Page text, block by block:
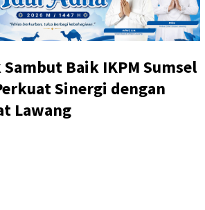
Baik IKPM Sumsel
Sinergi dengan
Lawang